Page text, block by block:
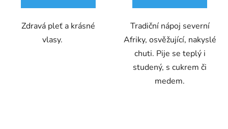
Zdravá pleť a krásné
vlasy.
Tradiční nápoj severní
Afriky, osvěžující, nakyslé
chuti. Pije se teplý i
studený, s cukrem či
medem.